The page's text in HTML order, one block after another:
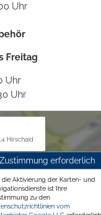
Uhr
Freitag
Uhr
Uhr
Hirschaid
Zustimmung erforderlich
die Aktivierung der Karten- und
ist Ihre
zu den
vom